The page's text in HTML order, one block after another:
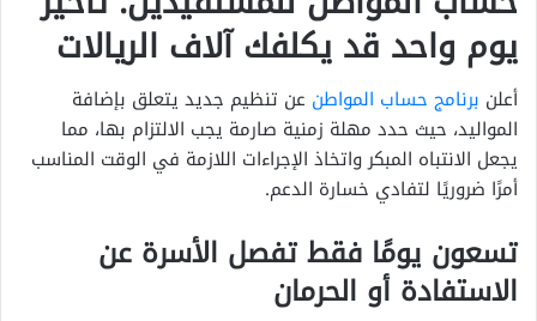
يوم واحد قد يكلفك آلاف الريالات
أعلن برنامج حساب المواطن عن تنظيم جديد يتعلق بإضافة
المواليد، حيث حدد مهلة زمنية صارمة يجب الالتزام بها، مما
يجعل الانتباه المبكر واتخاذ الإجراءات اللازمة في الوقت المناسب
أمرًا ضروريًا لتفادي خسارة الدعم.
تسعون يومًا فقط تفصل الأسرة عن
الاستفادة أو الحرمان